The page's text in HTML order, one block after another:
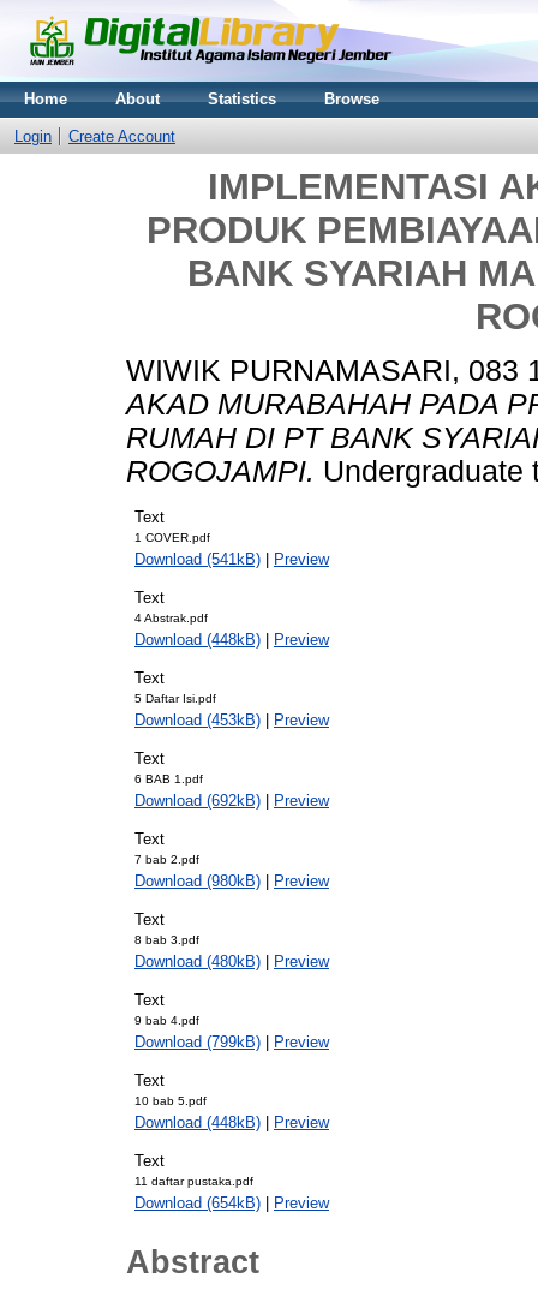
Home About Statistics Browse
Login Create Account
IMPLEMENTASI
PRODUK
BANK SYARIAH
WIWIK PURNAMASARI, 083
AKAD MURABAHAH PADA
RUMAH DI PT BANK
ROGOJAMPI. Undergraduate
Text
1 COVER.pdf
Download (541kB) | Preview
Text
4 Abstrak.pdf
Download (448kB) | Preview
Text
5 Daftar Isi.pdf
Download (453kB) | Preview
Text
6 BAB 1.pdf
Download (692kB) | Preview
Text
7 bab 2.pdf
Download (980kB) | Preview
Text
8 bab 3.pdf
Download (480kB) | Preview
Text
9 bab 4.pdf
Download (799kB) | Preview
Text
10 bab 5.pdf
Download (448kB) | Preview
Text
11 daftar pustaka.pdf
Download (654kB) | Preview
Abstract